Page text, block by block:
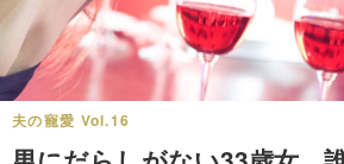
夫の寵愛 Vol.16